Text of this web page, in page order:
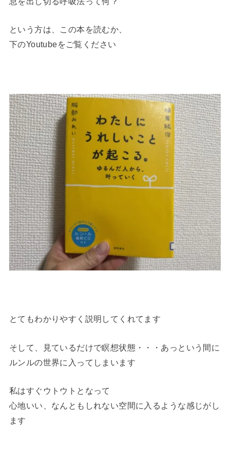
という方は、この本を読むか、
下のYoutubeをご覧ください
とてもわかりやすく説明してくれてます
そして、見ているだけで瞑想状態・・・あっという間に
ルンルの世界に入ってしまいます
私はすぐウトウトとなって
心地いい、なんともしれない空間に入るような感じがし
ます